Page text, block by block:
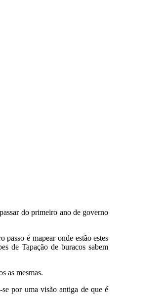
do primeiro ano de governo
é mapear onde estão estes
de Tapação de buracos sabem
as mesmas.
por uma visão antiga de que é